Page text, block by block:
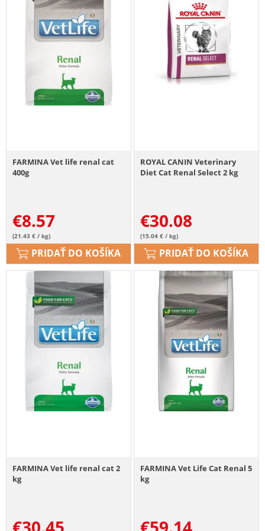
FARMINA Vet life renal cat
400g
€8.57
(21.43 € / kg)
PRIDAŤ DO KOŠÍKA
ROYAL CANIN Veterinary
Diet Cat Renal Select 2 kg
€30.08
(15.04 € / kg)
PRIDAŤ DO KOŠÍKA
FARMINA Vet life renal cat 2
kg
FARMINA Vet Life Cat Renal 5
kg